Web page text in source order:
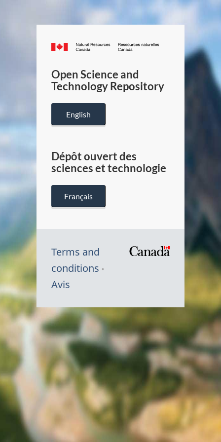
Canada.ca
/
Canada
Open Science and
Technology Repository
English
Dépôt ouvert des
sciences et technologie
Français
Terms and
conditions
Avis
Canada